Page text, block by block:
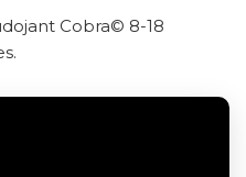
Cobra© 8-18